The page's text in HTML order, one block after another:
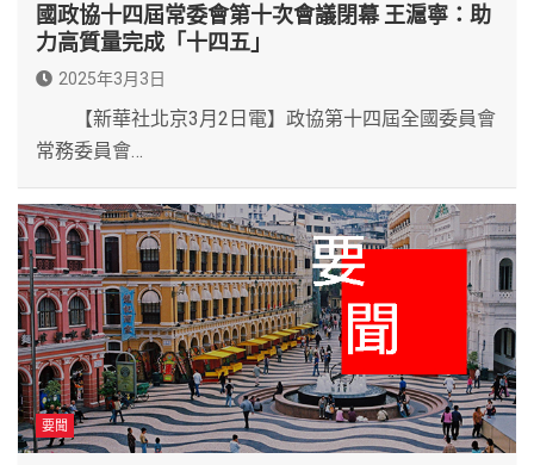
國政協十四屆常委會第十次會議閉幕 王滬寧：助
力高質量完成「十四五」
2025年3月3日
【新華社北京3月2日電】政協第十四屆全國委員會
常務委員會…
要聞